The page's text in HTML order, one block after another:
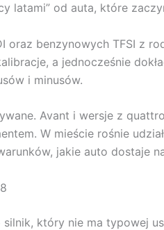
latami” od auta, które
oraz benzynowych TFSI z
a jednocześnie
i minusów.
Avant i wersje z
W mieście rośnie
jakie auto dostaje
który nie ma typowej